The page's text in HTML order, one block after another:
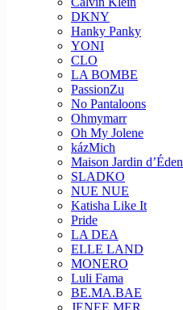
DKNY
Hanky Panky
YONI
CLO
LA BOMBE
PassionZu
No Pantaloons
Ohmymarr
Oh My Jolene
kázMich
Maison Jardin d’Éden
SLADKO
NUE NUE
Katisha Like It
Pride
LA DEA
ELLE LAND
MONERO
Luli Fama
BE.MA.BAE
JENEE MER